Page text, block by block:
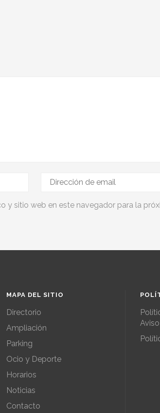
y sitio web en este navegador para la
MAPA DEL SITIO
Directorio
Ampliación
Parking
Ocio y Deporte
Horarios
Noticias
Contacto